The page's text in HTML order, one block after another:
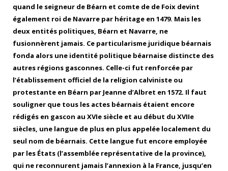
quand le seigneur de Béarn et comte de de Foix devint
également roi de Navarre par héritage en 1479. Mais les
deux entités politiques, Béarn et Navarre, ne
fusionnèrent jamais. Ce particularisme juridique béarnais
fonda alors une identité politique béarnaise distincte des
autres régions gasconnes. Celle-ci fut renforcée par
l’établissement officiel de la religion calviniste ou
protestante en Béarn par Jeanne d’Albret en 1572. Il faut
souligner que tous les actes béarnais étaient encore
rédigés en gascon au XVIe siècle et au début du XVIIe
siècles, une langue de plus en plus appelée localement du
seul nom de béarnais. Cette langue fut encore employée
par les États (l’assemblée représentative de la province),
qui ne reconnurent jamais l’annexion à la France, jusqu’en